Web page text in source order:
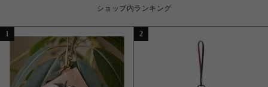
ショップ内ランキング
1 2